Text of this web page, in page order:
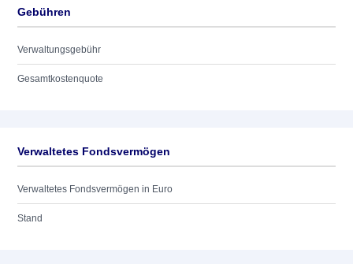
Gebühren
Verwaltungsgebühr
Gesamtkostenquote
Verwaltetes Fondsvermögen
Verwaltetes Fondsvermögen in Euro
Stand